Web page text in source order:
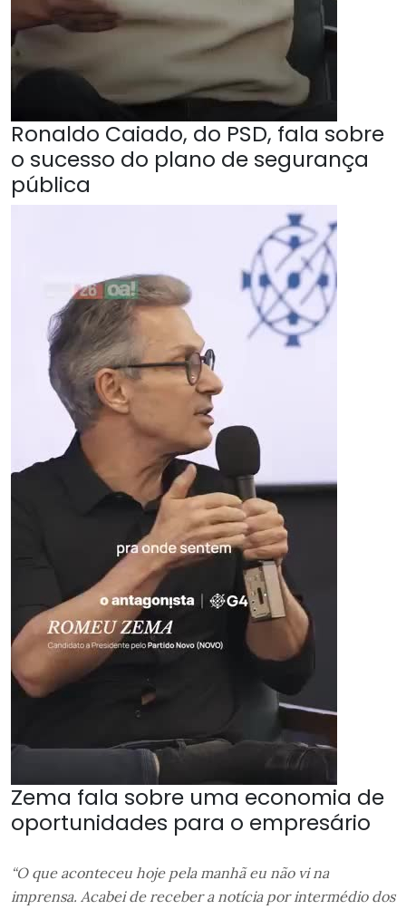
Ronaldo Caiado, do PSD, fala sobre
o sucesso do plano de segurança
pública
Zema fala sobre uma economia de
oportunidades para o empresário
“O que aconteceu hoje pela manhã eu não vi na
imprensa. Acabei de receber a notícia por intermédio dos